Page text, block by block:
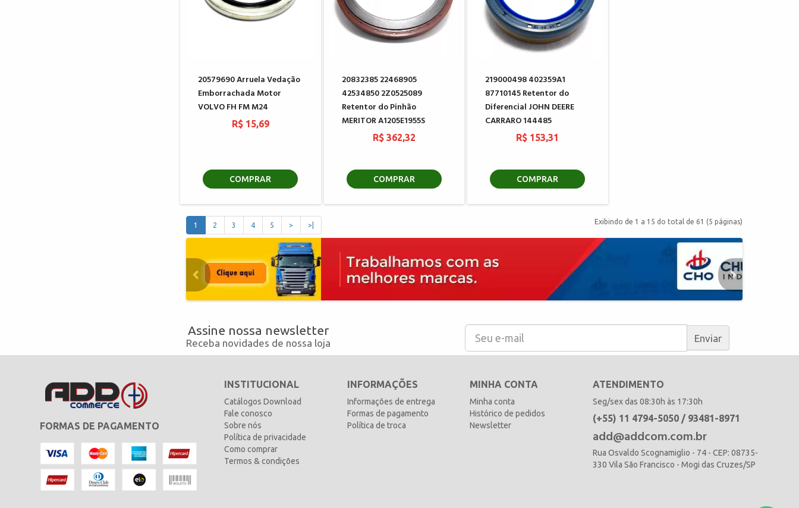
20579690 Arruela Vedação
Emborrachada Motor
VOLVO FH FM M24
R$ 15,69
COMPRAR
20832385 22468905
42534850 2Z0525089
Retentor do Pinhão
MERITOR A1205E1955S
R$ 362,32
COMPRAR
219000498 402359A1
87710145 Retentor do
Diferencial JOHN DEERE
CARRARO 144485
R$ 153,31
COMPRAR
1 2 3 4 5 > >| Exibindo de 1 a 15 do total de 61 (5 páginas)
Assine nossa newsletter
Receba novidades de nossa loja Enviar
FORMAS DE PAGAMENTO
INSTITUCIONAL
Catálogos Download
Fale conosco
Sobre nós
Política de privacidade
Como comprar
Termos & condições
INFORMAÇÕES
Informações de entrega
Formas de pagamento
Política de troca
MINHA CONTA
Minha conta
Histórico de pedidos
Newsletter
ATENDIMENTO
Seg/sex das 08:30h às 17:30h
(+55) 11 4794-5050 / 93481-8971
add@addcom.com.br
Rua Osvaldo Scognamiglio - 74 - CEP: 08735-
330 Vila São Francisco - Mogi das Cruzes/SP